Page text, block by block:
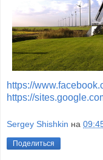
https://
https://
Sergey Shishkin на
Поделиться